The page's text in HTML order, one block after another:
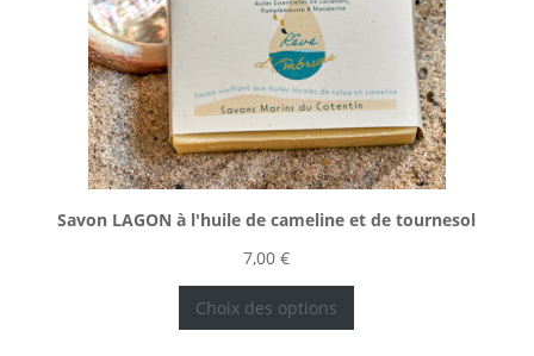
Savon LAGON à l'huile de cameline et de tournesol
7,00€
Choix des options